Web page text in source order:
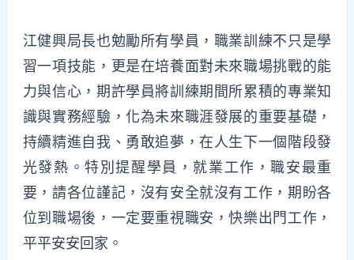
江健興局長也勉勵所有學員，職業訓練不只是學
習一項技能，更是在培養面對未來職場挑戰的能
力與信心，期許學員將訓練期間所累積的專業知
識與實務經驗，化為未來職涯發展的重要基礎，
持續精進自我、勇敢追夢，在人生下一個階段發
光發熱。特別提醒學員，就業工作，職安最重
要，請各位謹記，沒有安全就沒有工作，期盼各
位到職場後，一定要重視職安，快樂出門工作，
平平安安回家。